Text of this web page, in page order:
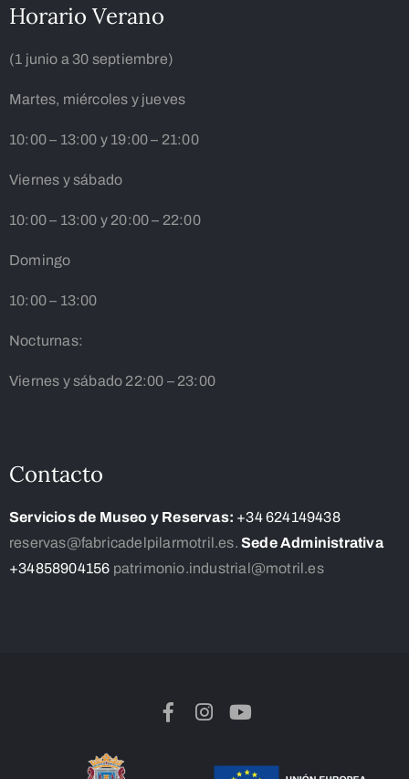
Horario Verano
(1 junio a 30 septiembre)
Martes, miércoles y jueves
10:00 – 13:00 y 19:00 – 21:00
Viernes y sábado
10:00 – 13:00 y 20:00 – 22:00
Domingo
10:00 – 13:00
Nocturnas:
Viernes y sábado 22:00 – 23:00
Contacto
Servicios de Museo y Reservas: +34 624149438
reservas@fabricadelpilarmotril.es. Sede Administrativa
+34858904156 patrimonio.industrial@motril.es